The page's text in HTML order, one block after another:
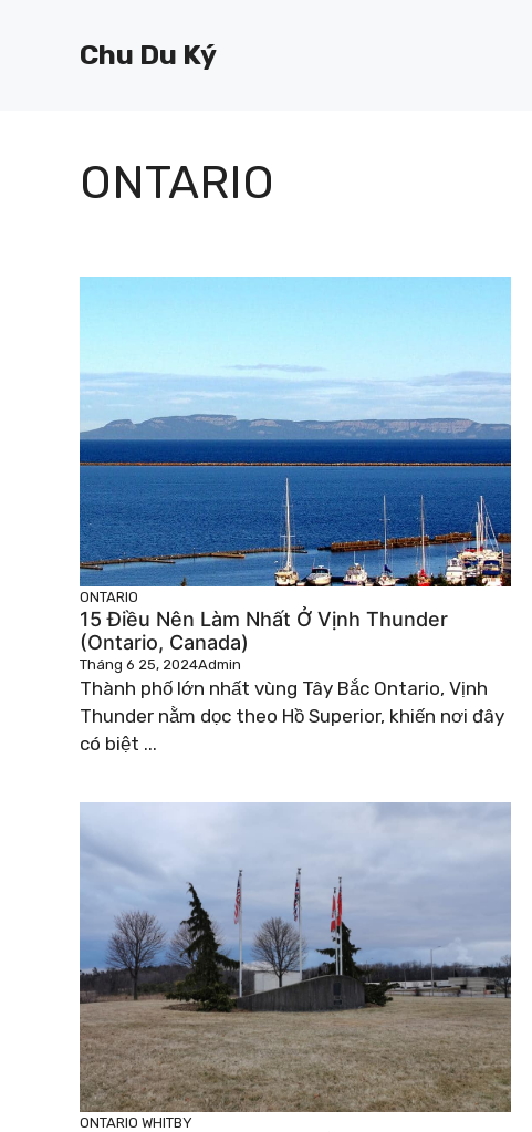
Chu Du Ký
ONTARIO
ONTARIO
15 Điều Nên Làm Nhất Ở Vịnh Thunder
(Ontario, Canada)
Tháng 6 25, 2024Admin
Thành phố lớn nhất vùng Tây Bắc Ontario, Vịnh
Thunder nằm dọc theo Hồ Superior, khiến nơi đây
có biệt ...
ONTARIO WHITBY